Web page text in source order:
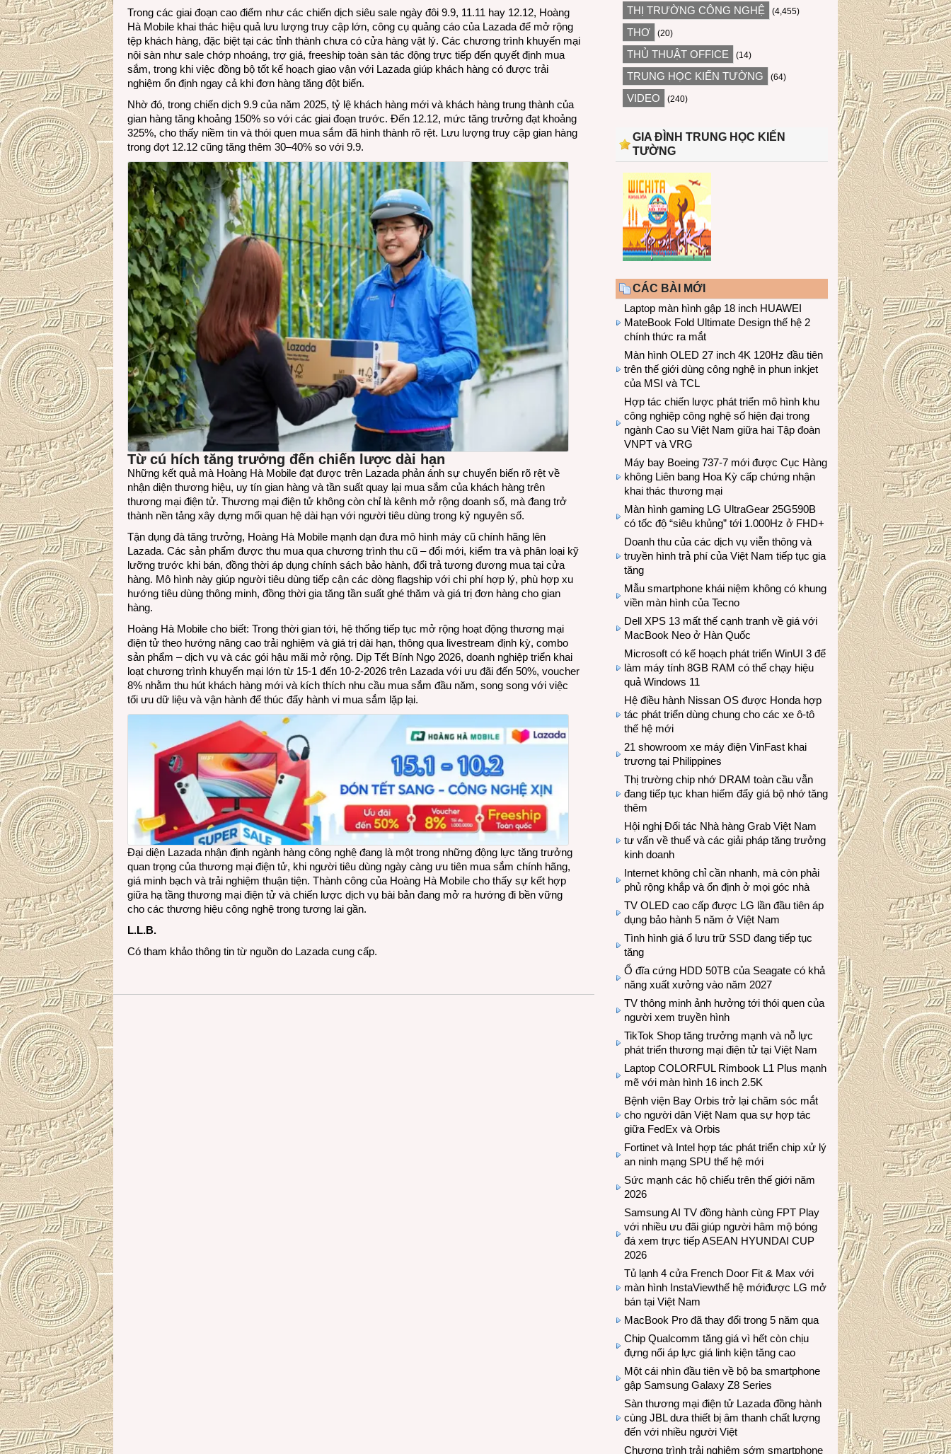
Trong các giai đoạn cao điểm như các chiến dịch siêu sale ngày đôi 9.9, 11.11 hay 12.12, Hoàng
Hà Mobile khai thác hiệu quả lưu lượng truy cập lớn, công cụ quảng cáo của Lazada để mở rộng
tệp khách hàng, đặc biệt tại các tỉnh thành chưa có cửa hàng vật lý. Các chương trình khuyến mại
nội sàn như sale chớp nhoáng, trợ giá, freeship toàn sàn tác động trực tiếp đến quyết định mua
sắm, trong khi việc đồng bộ tốt kế hoạch giao vận với Lazada giúp khách hàng có được trải
nghiệm ổn định ngay cả khi đơn hàng tăng đột biến.
Nhờ đó, trong chiến dịch 9.9 của năm 2025, tỷ lệ khách hàng mới và khách hàng trung thành của
gian hàng tăng khoảng 150% so với các giai đoạn trước. Đến 12.12, mức tăng trưởng đạt khoảng
325%, cho thấy niềm tin và thói quen mua sắm đã hình thành rõ rệt. Lưu lượng truy cập gian hàng
trong đợt 12.12 cũng tăng thêm 30–40% so với 9.9.
Từ cú hích tăng trưởng đến chiến lược dài hạn
Những kết quả mà Hoàng Hà Mobile đạt được trên Lazada phản ánh sự chuyển biến rõ rệt về
nhận diện thương hiệu, uy tín gian hàng và tần suất quay lại mua sắm của khách hàng trên
thương mại điện tử. Thương mại điện tử không còn chỉ là kênh mở rộng doanh số, mà đang trở
thành nền tảng xây dựng mối quan hệ dài hạn với người tiêu dùng trong kỷ nguyên số.
Tận dụng đà tăng trưởng, Hoàng Hà Mobile mạnh dạn đưa mô hình máy cũ chính hãng lên
Lazada. Các sản phẩm được thu mua qua chương trình thu cũ – đổi mới, kiểm tra và phân loại kỹ
lưỡng trước khi bán, đồng thời áp dụng chính sách bảo hành, đổi trả tương đương mua tại cửa
hàng. Mô hình này giúp người tiêu dùng tiếp cận các dòng flagship với chi phí hợp lý, phù hợp xu
hướng tiêu dùng thông minh, đồng thời gia tăng tần suất ghé thăm và giá trị đơn hàng cho gian
hàng.
Hoàng Hà Mobile cho biết: Trong thời gian tới, hệ thống tiếp tục mở rộng hoạt động thương mại
điện tử theo hướng nâng cao trải nghiệm và giá trị dài hạn, thông qua livestream định kỳ, combo
sản phẩm – dịch vụ và các gói hậu mãi mở rộng. Dịp Tết Bính Ngọ 2026, doanh nghiệp triển khai
loạt chương trình khuyến mại lớn từ 15-1 đến 10-2-2026 trên Lazada với ưu đãi đến 50%, voucher
8% nhằm thu hút khách hàng mới và kích thích nhu cầu mua sắm đầu năm, song song với việc
tối ưu dữ liệu và vận hành để thúc đẩy hành vi mua sắm lặp lại.
Đại diện Lazada nhận định ngành hàng công nghệ đang là một trong những động lực tăng trưởng
quan trọng của thương mại điện tử, khi người tiêu dùng ngày càng ưu tiên mua sắm chính hãng,
giá minh bạch và trải nghiệm thuận tiện. Thành công của Hoàng Hà Mobile cho thấy sự kết hợp
giữa hạ tầng thương mại điện tử và chiến lược dịch vụ bài bản đang mở ra hướng đi bền vững
cho các thương hiệu công nghệ trong tương lai gần.
L.L.B.
Có tham khảo thông tin từ nguồn do Lazada cung cấp.
THỊ TRƯỜNG CÔNG NGHỆ (4,455)
THƠ (20)
THỦ THUẬT OFFICE (14)
TRUNG HỌC KIẾN TƯỜNG (64)
VIDEO (240)
GIA ĐÌNH TRUNG HỌC KIẾN
TƯỜNG
CÁC BÀI MỚI
Laptop màn hình gập 18 inch HUAWEI
MateBook Fold Ultimate Design thế hệ 2
chính thức ra mắt
Màn hình OLED 27 inch 4K 120Hz đầu tiên
trên thế giới dùng công nghệ in phun inkjet
của MSI và TCL
Hợp tác chiến lược phát triển mô hình khu
công nghiệp công nghệ số hiện đại trong
ngành Cao su Việt Nam giữa hai Tập đoàn
VNPT và VRG
Máy bay Boeing 737-7 mới được Cục Hàng
không Liên bang Hoa Kỳ cấp chứng nhận
khai thác thương mại
Màn hình gaming LG UltraGear 25G590B
có tốc độ “siêu khủng” tới 1.000Hz ở FHD+
Doanh thu của các dịch vụ viễn thông và
truyền hình trả phí của Việt Nam tiếp tục gia
tăng
Mẫu smartphone khái niệm không có khung
viền màn hình của Tecno
Dell XPS 13 mất thế cạnh tranh về giá với
MacBook Neo ở Hàn Quốc
Microsoft có kế hoạch phát triển WinUI 3 để
làm máy tính 8GB RAM có thể chạy hiệu
quả Windows 11
Hệ điều hành Nissan OS được Honda hợp
tác phát triển dùng chung cho các xe ô-tô
thế hệ mới
21 showroom xe máy điện VinFast khai
trương tại Philippines
Thị trường chip nhớ DRAM toàn cầu vẫn
đang tiếp tục khan hiếm đẩy giá bộ nhớ tăng
thêm
Hội nghị Đối tác Nhà hàng Grab Việt Nam
tư vấn về thuế và các giải pháp tăng trưởng
kinh doanh
Internet không chỉ cần nhanh, mà còn phải
phủ rộng khắp và ổn định ở mọi góc nhà
TV OLED cao cấp được LG lần đầu tiên áp
dụng bảo hành 5 năm ở Việt Nam
Tình hình giá ổ lưu trữ SSD đang tiếp tục
tăng
Ổ đĩa cứng HDD 50TB của Seagate có khả
năng xuất xưởng vào năm 2027
TV thông minh ảnh hưởng tới thói quen của
người xem truyền hình
TikTok Shop tăng trưởng mạnh và nỗ lực
phát triển thương mại điện tử tại Việt Nam
Laptop COLORFUL Rimbook L1 Plus mạnh
mẽ với màn hình 16 inch 2.5K
Bệnh viện Bay Orbis trở lại chăm sóc mắt
cho người dân Việt Nam qua sự hợp tác
giữa FedEx và Orbis
Fortinet và Intel hợp tác phát triển chip xử lý
an ninh mạng SPU thế hệ mới
Sức mạnh các hộ chiếu trên thế giới năm
2026
Samsung AI TV đồng hành cùng FPT Play
với nhiều ưu đãi giúp người hâm mộ bóng
đá xem trực tiếp ASEAN HYUNDAI CUP
2026
Tủ lạnh 4 cửa French Door Fit & Max với
màn hình InstaViewthế hệ mớiđược LG mở
bán tại Việt Nam
MacBook Pro đã thay đổi trong 5 năm qua
Chip Qualcomm tăng giá vì hết còn chịu
đựng nổi áp lực giá linh kiện tăng cao
Một cái nhìn đầu tiên về bộ ba smartphone
gập Samsung Galaxy Z8 Series
Sàn thương mại điện tử Lazada đồng hành
cùng JBL dưa thiết bị âm thanh chất lượng
đến với nhiều người Việt
Chương trình trải nghiệm sớm smartphone